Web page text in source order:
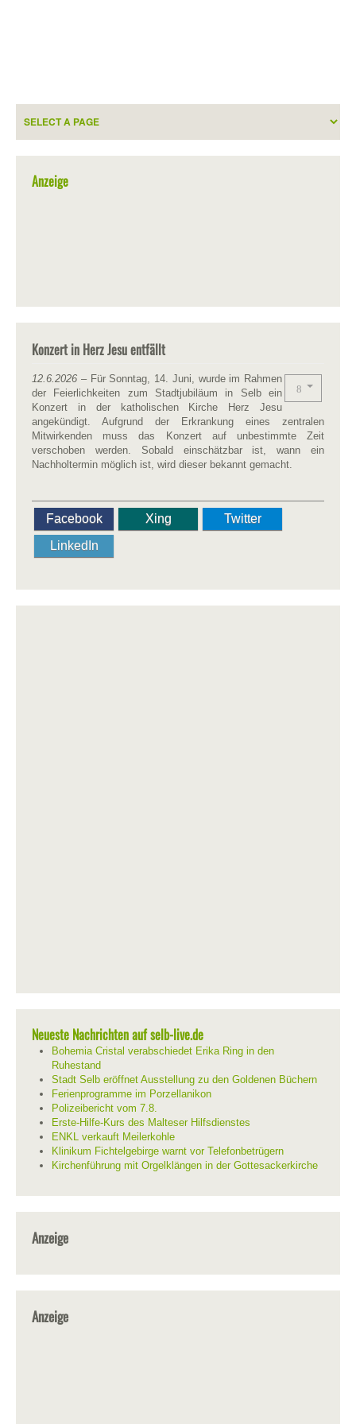
Anzeige
Konzert in Herz Jesu entfällt
12.6.2026 – Für Sonntag, 14. Juni, wurde im Rahmen
der Feierlichkeiten zum Stadtjubiläum in Selb ein
Konzert in der katholischen Kirche Herz Jesu
angekündigt. Aufgrund der Erkrankung eines zentralen
Mitwirkenden muss das Konzert auf unbestimmte Zeit
verschoben werden. Sobald einschätzbar ist, wann ein
Nachholtermin möglich ist, wird dieser bekannt gemacht.
Facebook Xing
Twitter
LinkedIn
Neueste Nachrichten auf selb-live.de
Bohemia Cristal verabschiedet Erika Ring in den
Ruhestand
Stadt Selb eröffnet Ausstellung zu den Goldenen Büchern
Ferienprogramme im Porzellanikon
Polizeibericht vom 7.8.
Erste-Hilfe-Kurs des Malteser Hilfsdienstes
ENKL verkauft Meilerkohle
Klinikum Fichtelgebirge warnt vor Telefonbetrügern
Kirchenführung mit Orgelklängen in der Gottesackerkirche
Anzeige
Anzeige